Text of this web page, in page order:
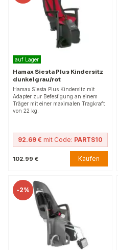
auf Lager
Hamax Siesta Plus Kindersitz
dunkelgrau/rot
Hamax Siesta Plus Kindersitz mit
Adapter zur Befestigung an einem
Träger mit einer maximalen Tragkraft
von 22 kg.
92.69 € mit Code: PARTS10
102.99 € Kaufen
-2%